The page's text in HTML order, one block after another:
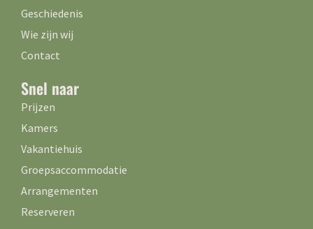
Geschiedenis
Wie zijn wij
Contact
Snel naar
Prijzen
Kamers
Vakantiehuis
Groepsaccommodatie
Arrangementen
Reserveren